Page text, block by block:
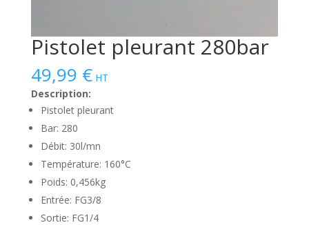
Pistolet pleurant 280bar
49,99 € HT
Description:
Pistolet pleurant
Bar: 280
Débit: 30l/mn
Température: 160°C
Poids: 0,456kg
Entrée: FG3/8
Sortie: FG1/4